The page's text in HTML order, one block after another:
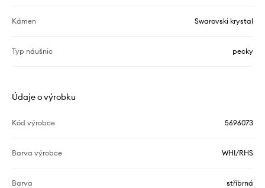
Kámen Swarovski krystal
Typ náušnic pecky
Údaje o výrobku
Kód výrobce 5696073
Barva výrobce WHI/RHS
Barva stříbrná